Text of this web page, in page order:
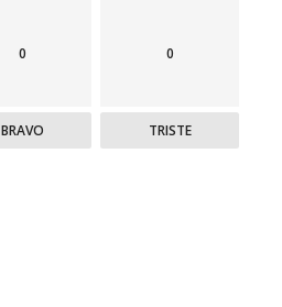
0
BRAVO
0
TRISTE